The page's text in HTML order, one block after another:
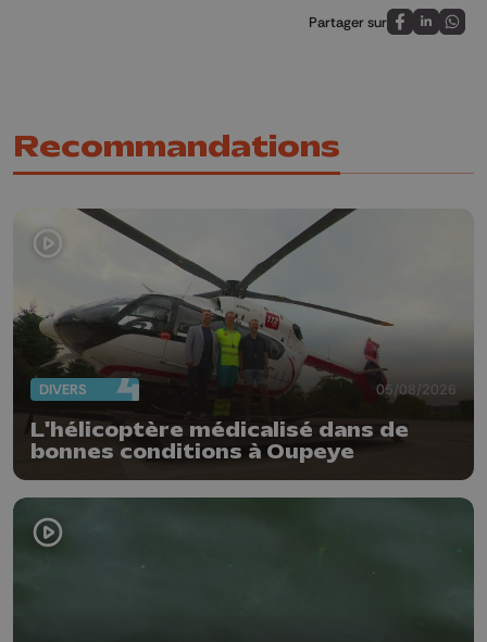
Partager sur
Partagez sur
Partagez
Recommandations
DIVERS 05/08/2026
L'hélicoptère médicalisé dans de
bonnes conditions à Oupeye